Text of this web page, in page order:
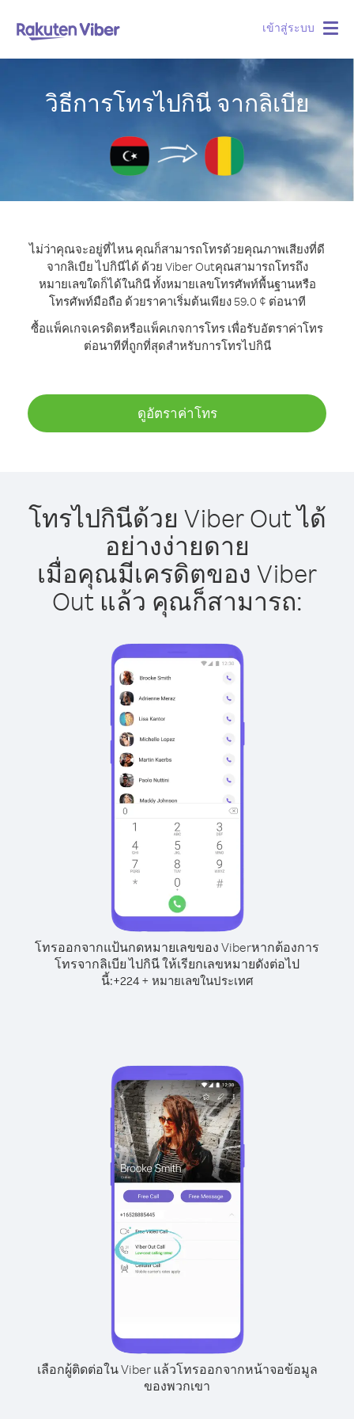
เข้าสู่ระบบ
วิธีการโทรไปกินี จากลิเบีย
ไม่ว่าคุณจะอยู่ที่ไหน คุณก็สามารถโทรด้วยคุณภาพเสียงที่ดี
จากลิเบีย ไปกินีได้ ด้วย Viber Outคุณสามารถโทรถึง
หมายเลขใดก็ได้ในกินี ทั้งหมายเลขโทรศัพท์พื้นฐานหรือ
โทรศัพท์มือถือ ด้วยราคาเริ่มต้นเพียง 59.0 ¢ ต่อนาที
ซื้อแพ็คเกจเครดิตหรือแพ็คเกจการโทร เพื่อรับอัตราค่าโทร
ต่อนาทีที่ถูกที่สุดสำหรับการโทรไปกินี
ดูอัตราค่าโทร
โทรไปกินีด้วย Viber Out ได้
อย่างง่ายดาย
เมื่อคุณมีเครดิตของ Viber
Out แล้ว คุณก็สามารถ:
โทรออกจากแป้นกดหมายเลขของ Viberหากต้องการ
โทรจากลิเบีย ไปกินี ให้เรียกเลขหมายดังต่อไป
นี้:+224+ หมายเลขในประเทศ
เลือกผู้ติดต่อใน Viber แล้วโทรออกจากหน้าจอข้อมูล
ของพวกเขา